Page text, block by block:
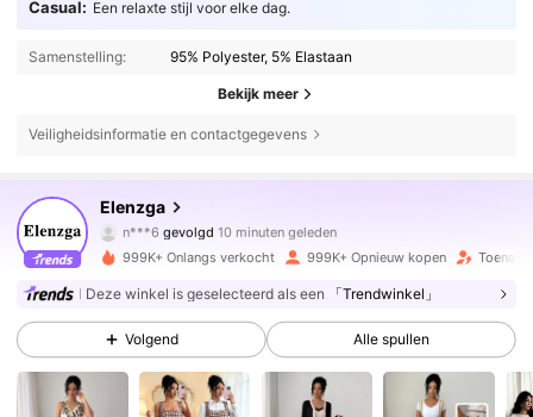
Casual: Een relaxte stijl voor elke dag.
Samenstelling: 95% Polyester, 5% Elastaan
Bekijk meer
Veiligheidsinformatie en contactgegevens
Elenzga
n***6 gevolgd 10 minuten geleden
3M Volgers
999K+ Onlangs verkocht 999K+ Opnieuw kopen
Deze winkel is geselecteerd als een 「Trendwinkel」
Volgend Alle spullen